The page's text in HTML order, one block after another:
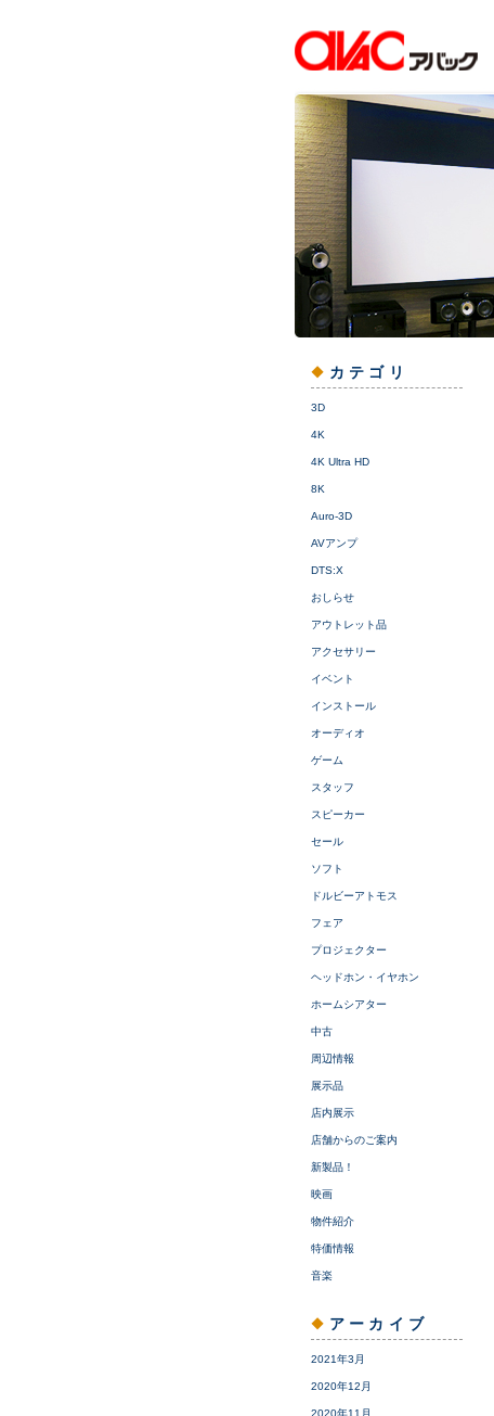
カテゴリ
3D
4K
4K Ultra HD
8K
Auro-3D
AVアンプ
DTS:X
おしらせ
アウトレット品
アクセサリー
イベント
インストール
オーディオ
ゲーム
スタッフ
スピーカー
セール
ソフト
ドルビーアトモス
フェア
プロジェクター
ヘッドホン・イヤホン
ホームシアター
中古
周辺情報
展示品
店内展示
店舗からのご案内
新製品！
映画
物件紹介
特価情報
音楽
アーカイブ
2021年3月
2020年12月
2020年11月